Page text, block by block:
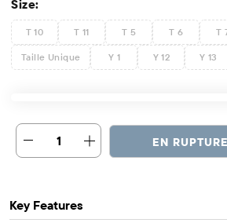
Size:
T 10 T 11 T 5 T 6 T
Taille Unique Y 1 Y 12 Y 13
1 EN
Key Features